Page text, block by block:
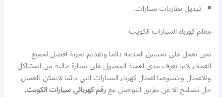
تبديل بطاريات سيارات.
معلم كهرباء السيارات الكويت
نحن نعمل على تحسين الخدمة دائما وتقديم تجربة افضل لجميع
العملاء لاننا نعرف مدى اهمية الحصول على سيارة خالية من المشاكل
والاعطال وخصوصا اعطال كهرباء السيارات التي دائما لايمكن للعميل
حل تصليخ الا عن طريق التواصل معرقم كهربائي سيارات الكويت,